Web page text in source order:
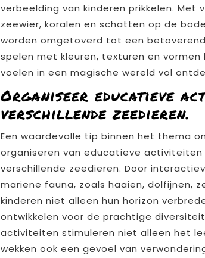
verbeelding van kinderen prikkelen. Met
zeewier, koralen en schatten op de
worden omgetoverd tot een
spelen met kleuren, texturen en
voelen in een magische wereld vol
Organiseer educatieve
verschillende zeedieren.
Een waardevolle tip binnen het thema
organiseren van educatieve
verschillende zeedieren. Door
mariene fauna, zoals haaien, dolfijnen,
kinderen niet alleen hun horizon
ontwikkelen voor de prachtige
activiteiten stimuleren niet alleen het
wekken ook een gevoel van